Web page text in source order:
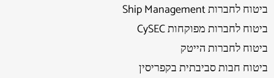
ביטוח לחברות Ship Management
ביטוח לחברות מפוקחות CySEC
ביטוח לחברות הייטק
ביטוח חבות סביבתית בקפריסין